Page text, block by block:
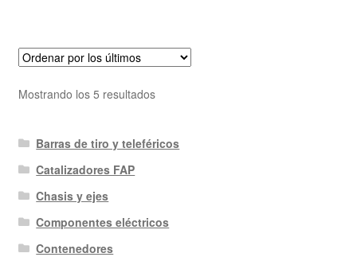
Mostrando los 5 resultadosOrdenado
últimos
Barras de tiro y teleféricos
Catalizadores FAP
Chasis y ejes
Componentes eléctricos
Contenedores